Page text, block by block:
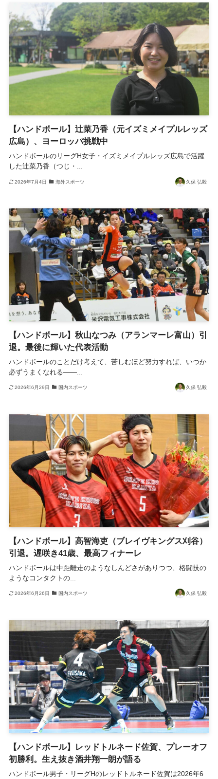
【ハンドボール】辻菜乃香（元イズミメイプルレッズ
広島）、ヨーロッパ挑戦中
ハンドボールのリーグH女子・イズミメイプルレッズ広島で活躍
した辻菜乃香（つじ・...
2026年7月4日 海外スポーツ 久保 弘毅
【ハンドボール】秋山なつみ（アランマーレ富山）引
退。最後に輝いた代表活動
ハンドボールのことだけ考えて、苦しむほど努力すれば、いつか
必ずうまくなれる――...
2026年6月29日 国内スポーツ 久保 弘毅
【ハンドボール】高智海吏（ブレイヴキングス刈谷）
引退。遅咲き41歳、最高フィナーレ
ハンドボールは中距離走のようなしんどさがありつつ、格闘技の
ようなコンタクトの...
2026年6月26日 国内スポーツ 久保 弘毅
【ハンドボール】レッドトルネード佐賀、プレーオフ
初勝利。生え抜き酒井翔一朗が語る
ハンドボール男子・リーグHのレッドトルネード佐賀は2026年6